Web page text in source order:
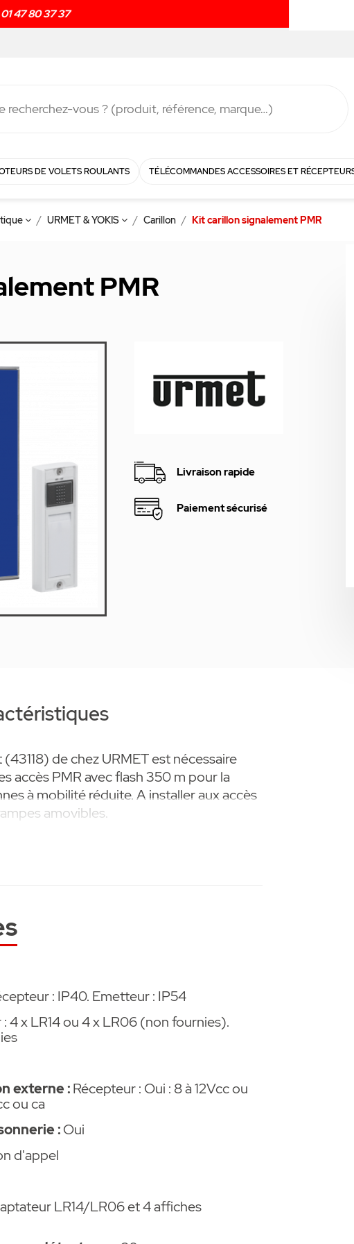
DE VOLETS ROULANTS TÉLÉCOMMANDES ACCESSOIRES ET
URMET & YOKIS Carillon Kit carillon signalement PMR
PMR
Livraison rapide
Paiement sécurisé
de chez URMET est nécessaire
accès PMR avec flash 350 m pour la
à mobilité réduite. A installer aux accès
amovibles.
868Mhz. Portée 350 mètres en champ
flash intégré par leds.
coupure visualisée par led.
x 140 x 50 mm
1,5 V ou 4 piles LR06 1,5 V (Piles non
8 à 12 Vcc/ca ou par bloc alimentation.
et de localisation du point d’appel.
horizontale, une face pour pose
: IP40. Emetteur : IP54
4 x LR14 ou 4 x LR06 (non fournies).
externe :Récepteur : Oui : 8 à 12Vcc ou
ou ca
:Oui
d'appel
LR14/LR06 et 4 affiches